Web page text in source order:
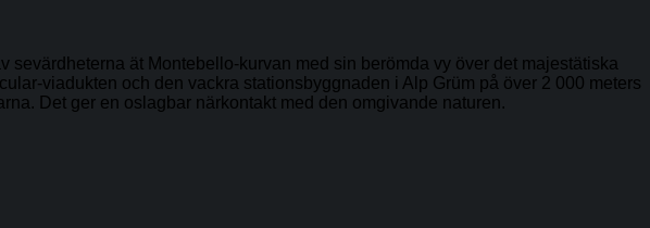
ät Montebello-kurvan med sin berömda vy över det majestätiska
viadukten och den vackra stationsbyggnaden i Alp Grüm på över 2 000 meters
Det ger en oslagbar närkontakt med den omgivande naturen.